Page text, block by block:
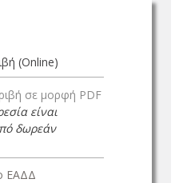
(Online)
σε μορφή PDF
είναι
δωρεάν
ΕΑΔΔ